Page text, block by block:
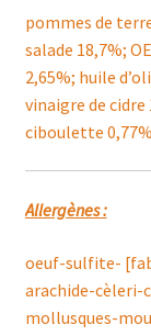
pommes de
salade 18,7%;
2,65%; huile
vinaigre de cidre
ciboulette
Allergènes :
oeuf-sulfite-
arachide-
mollusques-